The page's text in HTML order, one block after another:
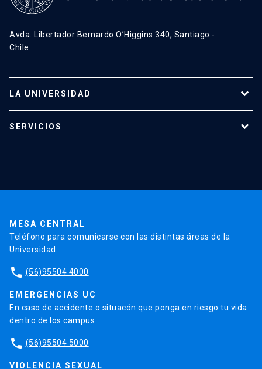
Avda. Libertador Bernardo O’Higgins 340, Santiago -
Chile
LA UNIVERSIDAD
SERVICIOS
MESA CENTRAL
Teléfono para comunicarse con las distintas áreas de la
Universidad.
phone (56)95504 4000
EMERGENCIAS UC
En caso de accidente o situacón que ponga en riesgo tu vida
dentro de los campus
phone (56)95504 5000
VIOLENCIA SEXUAL